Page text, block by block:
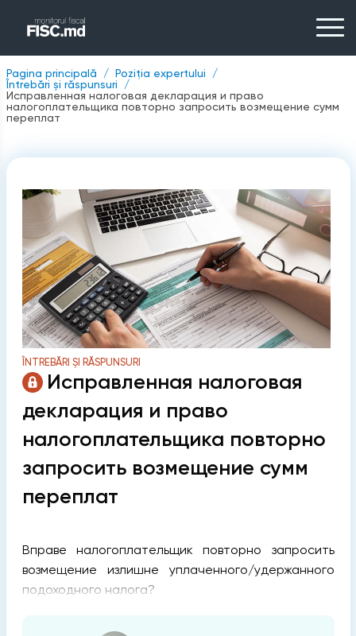
Pagina principală
Poziția expertului
Întrebări și răspunsuri
Исправленная налоговая декларация и право
налогоплательщика повторно запросить возмещение сумм
переплат
ÎNTREBĂRI ȘI RĂSPUNSURI
Исправленная налоговая
декларация и право
налогоплательщика повторно
запросить возмещение сумм
переплат
Вправе налогоплательщик повторно запросить
возмещение излишне уплаченного/удержанного
подоходного налога?